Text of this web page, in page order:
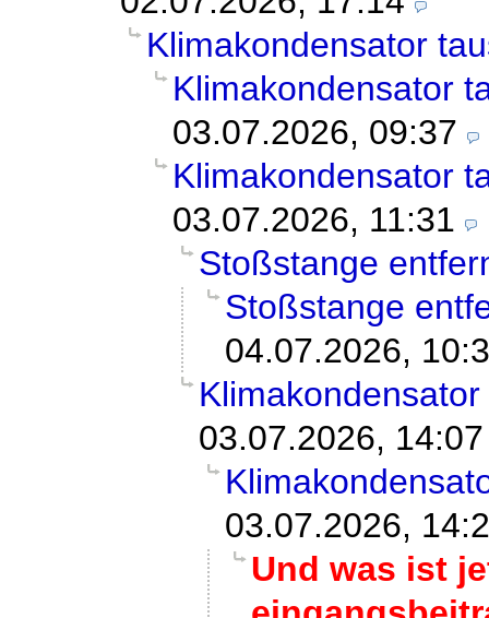
Klimakondensator
Klimakondensator
03.07.2026, 09:37
Klimakondensator
03.07.2026, 11:31
Stoßstange
Stoßstange
04.07.2026,
03.07.2026, 14:07
03.07.2026,
Und was ist